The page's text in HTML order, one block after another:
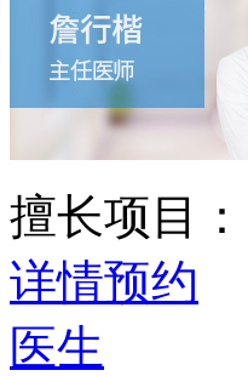
擅长项目：
详情预约
医生